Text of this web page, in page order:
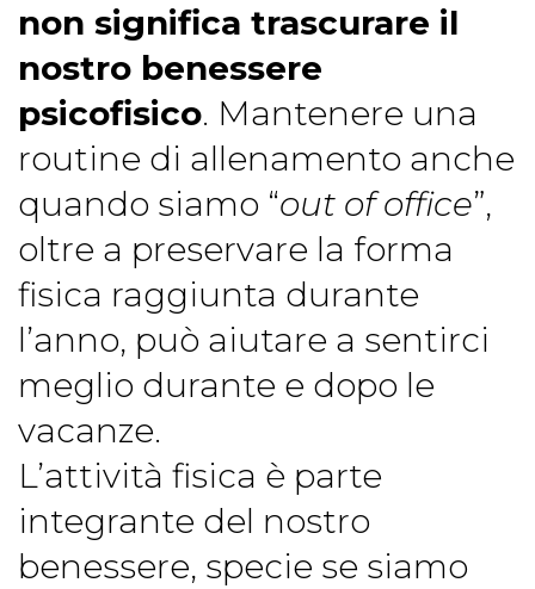
non significa trascurare il
nostro benessere
psicofisico. Mantenere una
routine di allenamento anche
quando siamo “out of office”,
oltre a preservare la forma
fisica raggiunta durante
l’anno, può aiutare a sentirci
meglio durante e dopo le
vacanze.
L’attività fisica è parte
integrante del nostro
benessere, specie se siamo